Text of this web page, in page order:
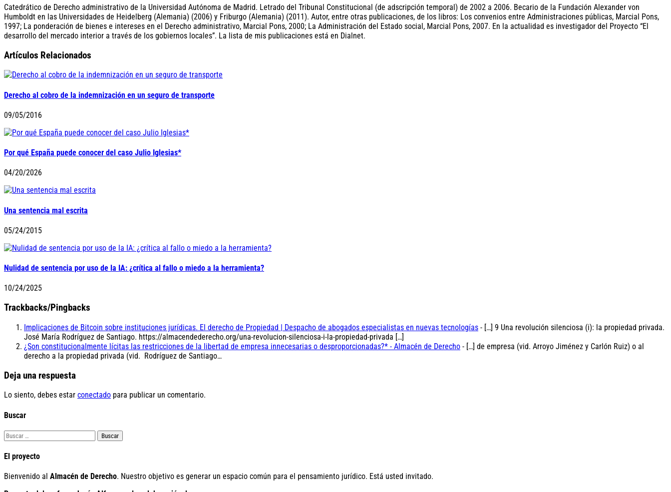
Catedrático de Derecho administrativo de la Universidad Autónoma de Madrid. Letrado del Tribunal Constitucional (de adscripción temporal) de 2002 a 2006. Becario de la Fundación Alexander von
Humboldt en las Universidades de Heidelberg (Alemania) (2006) y Friburgo (Alemania) (2011). Autor, entre otras publicaciones, de los libros: Los convenios entre Administraciones públicas, Marcial Pons,
1997; La ponderación de bienes e intereses en el Derecho administrativo, Marcial Pons, 2000; La Administración del Estado social, Marcial Pons, 2007. En la actualidad es investigador del Proyecto “El
desarrollo del mercado interior a través de los gobiernos locales”. La lista de mis publicaciones está en Dialnet.
Artículos Relacionados
Derecho al cobro de la indemnización en un seguro de transporte
09/05/2016
Por qué España puede conocer del caso Julio Iglesias*
04/20/2026
Una sentencia mal escrita
05/24/2015
Nulidad de sentencia por uso de la IA: ¿crítica al fallo o miedo a la herramienta?
10/24/2025
Trackbacks/Pingbacks
Implicaciones de Bitcoin sobre instituciones jurídicas. El derecho de Propiedad | Despacho de abogados especialistas en nuevas tecnologías - […] 9 Una revolución silenciosa (i): la propiedad privada.
José María Rodríguez de Santiago. https://almacendederecho.org/una-revolucion-silenciosa-i-la-propiedad-privada […]
¿Son constitucionalmente lícitas las restricciones de la libertad de empresa innecesarias o desproporcionadas?* - Almacén de Derecho - […] de empresa (vid. Arroyo Jiménez y Carlón Ruiz) o al
derecho a la propiedad privada (vid. Rodríguez de Santiago…
Deja una respuesta
Lo siento, debes estar conectado para publicar un comentario.
Buscar
Buscar:
El proyecto
Bienvenido al Almacén de Derecho. Nuestro objetivo es generar un espacio común para el pensamiento jurídico. Está usted invitado.